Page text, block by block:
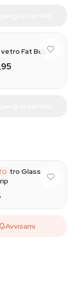
Fat Boy
vetro Glass
Avvisami